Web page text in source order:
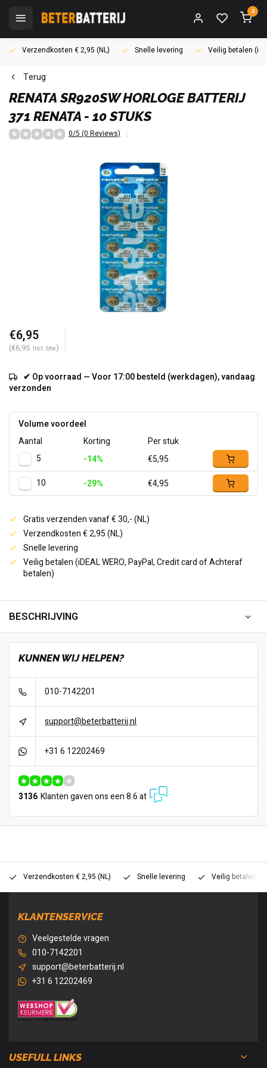
0
Verzendkosten € 2,95 (NL) Snelle levering Veilig betalen
Terug
RENATA SR920SW HORLOGE BATTERIJ
371 RENATA - 10 STUKS
0/5 (0 Reviews)
€6,95
(€6,95 Incl. btw)
✔ Op voorraad — Voor 17:00 besteld (werkdagen), vandaag
verzonden
Volume voordeel
Aantal
Korting
Per stuk
5
-14%
€5,95
10
-29% €4,95
Gratis verzenden vanaf € 30,- (NL)
Verzendkosten € 2,95 (NL)
Snelle levering
Veilig betalen (iDEAL WERO, PayPal, Credit card of Achteraf
betalen)
BESCHRIJVING
KUNNEN WIJ HELPEN?
010-7142201
support@beterbatterij.nl
+31 6 12202469
3136 Klanten gaven ons een 8.6 at
Verzendkosten € 2,95 (NL) Snelle levering Veilig betalen
KLANTENSERVICE
Veelgestelde vragen
010-7142201
support@beterbatterij.nl
+31 6 12202469
USEFULL LINKS